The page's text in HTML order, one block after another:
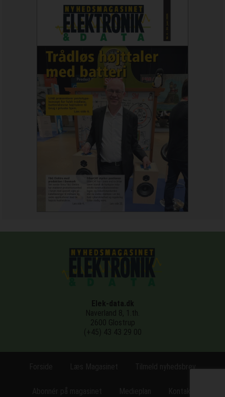
Elek-data.dk
Naverland 8, 1.th.
2600 Glostrup
(+45) 43 43 29 00
Tilmeld nyhedsbrev